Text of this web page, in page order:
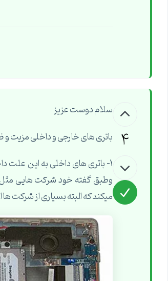
4
سلام دوست عزیز
باتری های خارجی و داخلی مزیت
1- باتری های داخلی به این علت
میکند که البته بسیاری از شرکت